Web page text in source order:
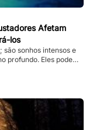
Afetam
los
são sonhos intensos e
profundo. Eles podem
bater forte, e a
Enquanto